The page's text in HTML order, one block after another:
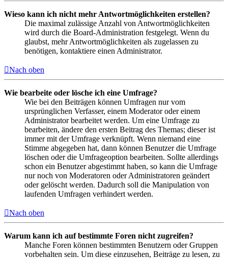
Wieso kann ich nicht mehr Antwortmöglichkeiten erstellen?
Die maximal zulässige Anzahl von Antwortmöglichkeiten
wird durch die Board-Administration festgelegt. Wenn du
glaubst, mehr Antwortmöglichkeiten als zugelassen zu
benötigen, kontaktiere einen Administrator.
Nach oben
Wie bearbeite oder lösche ich eine Umfrage?
Wie bei den Beiträgen können Umfragen nur vom
ursprünglichen Verfasser, einem Moderator oder einem
Administrator bearbeitet werden. Um eine Umfrage zu
bearbeiten, ändere den ersten Beitrag des Themas; dieser ist
immer mit der Umfrage verknüpft. Wenn niemand eine
Stimme abgegeben hat, dann können Benutzer die Umfrage
löschen oder die Umfrageoption bearbeiten. Sollte allerdings
schon ein Benutzer abgestimmt haben, so kann die Umfrage
nur noch von Moderatoren oder Administratoren geändert
oder gelöscht werden. Dadurch soll die Manipulation von
laufenden Umfragen verhindert werden.
Nach oben
Warum kann ich auf bestimmte Foren nicht zugreifen?
Manche Foren können bestimmten Benutzern oder Gruppen
vorbehalten sein. Um diese einzusehen, Beiträge zu lesen, zu